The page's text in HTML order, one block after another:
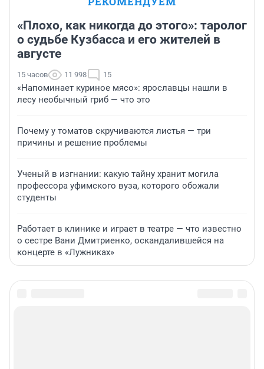
«Плохо, как никогда до этого»: таролог
о судьбе Кузбасса и его жителей в
августе
15 часов 11 998 15
«Напоминает куриное мясо»: ярославцы нашли в
лесу необычный гриб — что это
Почему у томатов скручиваются листья — три
причины и решение проблемы
Ученый в изгнании: какую тайну хранит могила
профессора уфимского вуза, которого обожали
студенты
Работает в клинике и играет в театре — что известно
о сестре Вани Дмитриенко, оскандалившейся на
концерте в «Лужниках»